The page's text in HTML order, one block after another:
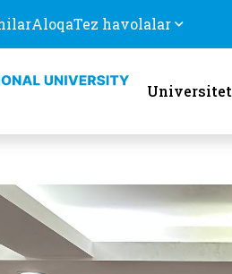
AloqaTez havolalar
Universitet